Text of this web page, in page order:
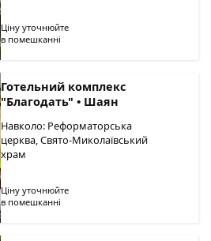
Ціну уточнюйте
в помешканні
Готельний комплекс
"Благодать" • Шаян
Навколо: Реформаторська
церква, Свято-Миколаївський
храм
Ціну уточнюйте
в помешканні